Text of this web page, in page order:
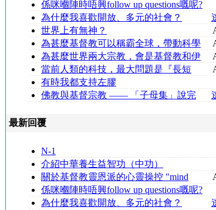
係咪嗰陣時唔興follow up questions嘅呢?
為什麼我喜歡開放、多元的社會？
世界上有無神？
為甚麼基督教可以稱霸全球，帶動科學
及科技
為甚麼世界兩大宗教，會是基督教和伊
斯蘭教
當前人類的科技，最大問題是『長短
腳』有時我都支持左膠
佛教與基督宗教 —— 「子母集」說完
最新回覆
N-1
介紹中華養生益智功（中功）
關於基督教靈恩派的心靈操控 "mind
control" 的手段
係咪嗰陣時唔興follow up questions嘅呢?
為什麼我喜歡開放、多元的社會？